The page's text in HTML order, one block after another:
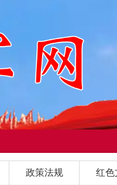
政策法规 红色